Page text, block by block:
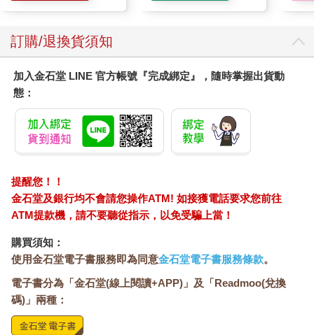
訂購/退換貨須知
加入金石堂 LINE 官方帳號『完成綁定』，隨時掌握出貨動
態：
提醒您！！
金石堂及銀行均不會請您操作ATM! 如接獲電話要求您前往
ATM提款機，請不要聽從指示，以免受騙上當！
購買須知：
使用金石堂電子書服務即為同意金石堂電子書服務條款。
電子書分為「金石堂(線上閱讀+APP)」及「Readmoo(兌換
碼)」兩種：